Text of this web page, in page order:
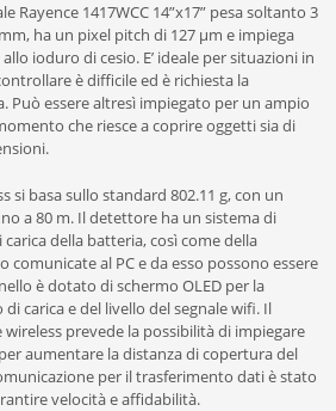
Rayence 1417WCC 14”x17” pesa soltanto 3
ha un pixel pitch di 127 µm e impiega
ioduro di cesio. E’ ideale per situazioni in
è difficile ed è richiesta la
Può essere altresì impiegato per un ampio
che riesce a coprire oggetti sia di
si basa sullo standard 802.11 g, con un
a 80 m. Il detettore ha un sistema di
della batteria, così come della
al PC e da esso possono essere
è dotato di schermo OLED per la
carica e del livello del segnale wifi. Il
prevede la possibilità di impiegare
aumentare la distanza di copertura del
per il trasferimento dati è stato
velocità e affidabilità.